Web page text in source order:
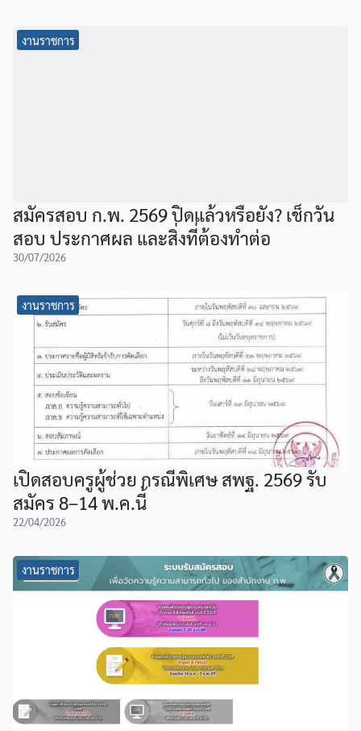
งานราชการ
สมัครสอบ ก.พ. 2569 ปิดแล้วหรือยัง? เช็กวัน
สอบ ประกาศผล และสิ่งที่ต้องทำต่อ
30/07/2026
งานราชการ
เปิดสอบครูผู้ช่วย กรณีพิเศษ สพฐ. 2569 รับ
สมัคร 8–14 พ.ค.นี้
22/04/2026
งานราชการ